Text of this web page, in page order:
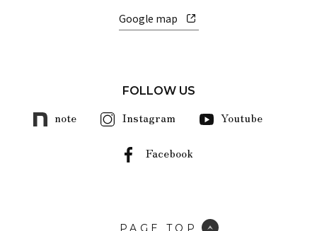
Google map
FOLLOW US
note Instagram Youtube
Facebook